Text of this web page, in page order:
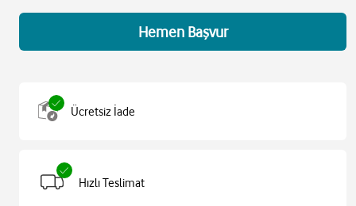
Hemen Başvur
Ücretsiz İade
Hızlı Teslimat